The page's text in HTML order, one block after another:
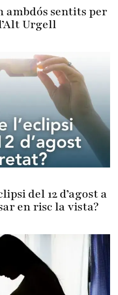
ambdós sentits per
Urgell
del 12 d’agost a
en risc la vista?